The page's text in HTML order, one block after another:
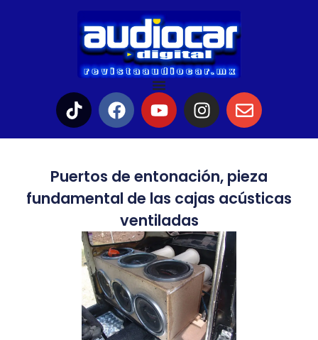
Puertos de entonación, pieza
fundamental de las cajas acústicas
ventiladas